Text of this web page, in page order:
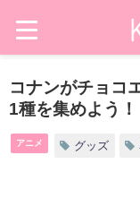
コナンがチョコ
1種を集めよう！
アニメ グッズ